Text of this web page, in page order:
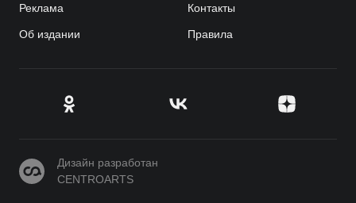
Реклама Контакты
Об издании Правила
CENTROARTS